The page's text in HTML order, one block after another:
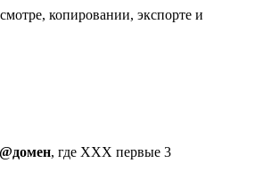
копировании, экспорте и
, где ХХХ первые 3